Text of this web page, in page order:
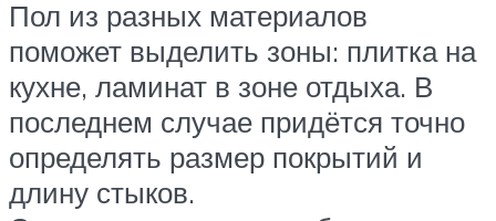
Пол из разных материалов
поможет выделить зоны: плитка на
кухне, ламинат в зоне отдыха. В
последнем случае придётся точно
определять размер покрытий и
длину стыков.